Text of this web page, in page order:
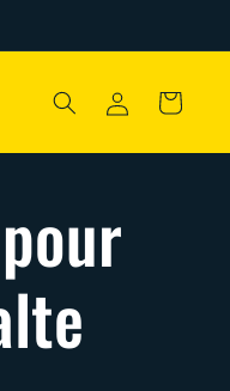
ConnexionPanier